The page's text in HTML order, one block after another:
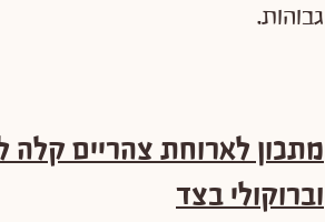
גבוהות.
מתכון לארוחת צהריים
וברוקולי בצד